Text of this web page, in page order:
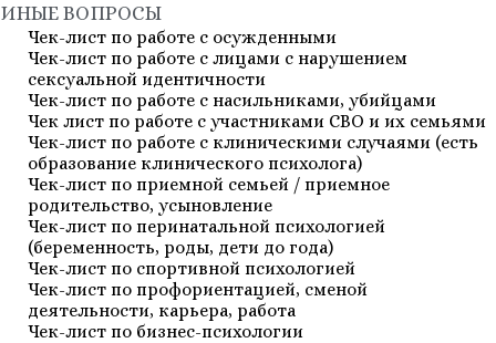
ИНЫЕ ВОПРОСЫ
Чек-лист по работе с осужденными
Чек-лист по работе с лицами с нарушением
сексуальной идентичности
Чек-лист по работе с насильниками, убийцами
Чек лист по работе с участниками СВО и их семьями
Чек-лист по работе с клиническими случаями (есть
образование клинического психолога)
Чек-лист по приемной семьей / приемное
родительство, усыновление
Чек-лист по перинатальной психологией
(беременность, роды, дети до года)
Чек-лист по спортивной психологией
Чек-лист по профориентацией, сменой
деятельности, карьера, работа
Чек-лист по бизнес-психологии